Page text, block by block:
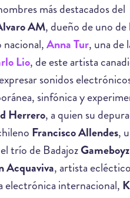
más destacados del
AM, dueño de uno de
Anna Tur, una de
Lio, de este artista
sonidos
sinfónica y
Herrero, a quien su
Francisco Allendes,
trío de BadajozGameboyz
Acquaviva, artista ecléctico
electrónica internacional,